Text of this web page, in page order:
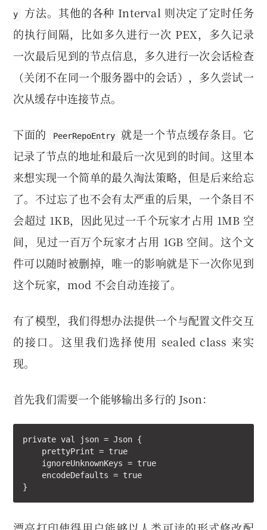
y
方法。其他的各种 Interval 则决定了定时任务
的执行间隔，比如多久进行一次 PEX，多久记录
一次最后见到的节点信息，多久进行一次会话检查
（关闭不在同一个服务器中的会话），多久尝试一
次从缓存中连接节点。
下面的 PeerRepoEntry
就是一个节点缓存条目。它
记录了节点的地址和最后一次见到的时间。这里本
来想实现一个简单的最久淘汰策略，但是后来给忘
了。不过忘了也不会有太严重的后果，一个条目不
会超过 1KB，因此见过一千个玩家才占用 1MB 空
间，见过一百万个玩家才占用 1GB 空间。这个文
件可以随时被删掉，唯一的影响就是下一次你见到
这个玩家，mod 不会自动连接了。
有了模型，我们得想办法提供一个与配置文件交互
的接口。这里我们选择使用 sealed class 来实
现。
首先我们需要一个能够输出多行的 Json：
private val json = Json {
    prettyPrint = true
    ignoreUnknownKeys = true
    encodeDefaults = true
}